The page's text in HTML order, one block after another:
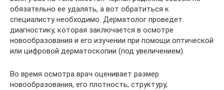
обязательно ее удалять, а вот обратиться к
специалисту необходимо. Дерматолог проведет
диагностику, которая заключается в осмотре
новообразования и его изучении при помощи оптической
или цифровой дерматоскопии (под увеличением).
Во время осмотра врач оценивает размер
новообразования, его плотность, структуру,